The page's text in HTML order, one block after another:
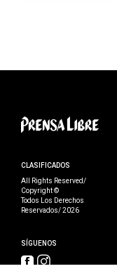
CLASIFICADOS
All Rights Reserved/
Copyright ©
Todos Los Derechos
Reservados/ 2026
SÍGUENOS